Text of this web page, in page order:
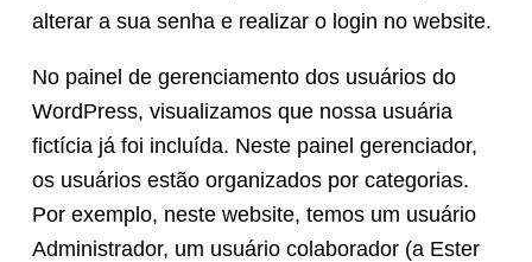
alterar a sua senha e realizar o login no website.
No painel de gerenciamento dos usuários do
WordPress, visualizamos que nossa usuária
fictícia já foi incluída. Neste painel gerenciador,
os usuários estão organizados por categorias.
Por exemplo, neste website, temos um usuário
Administrador, um usuário colaborador (a Ester